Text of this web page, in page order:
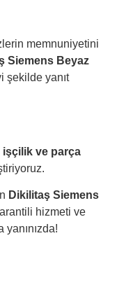
memnuniyetini
Siemens Beyaz
şekilde yanıt
işçilik ve parça
Dikilitaş Siemens
hizmeti ve
yanınızda!